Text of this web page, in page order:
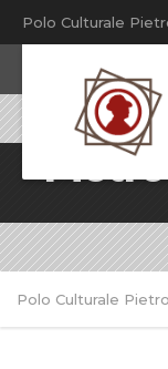
Polo Culturale
Polo Culturale